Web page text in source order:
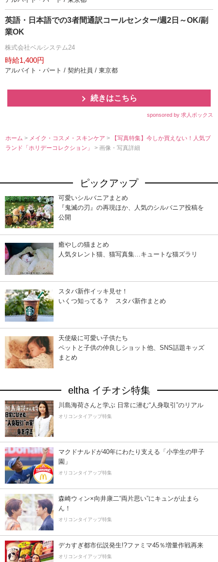
英語・日本語での3者間通訳コールセンター/週2日～OK/副
業OK
株式会社ベルシステム24
時給1,400円
アルバイト・パート / 契約社員 / 東京都
続きはこちら
sponsored by 求人ボックス
ホーム > メイク・コスメ・スキンケア>
【写真特集】今しか買えない！人気ブ
ランド「ホリデーコレクション」> 画像・写真詳細
ピックアップ
可愛いシルバニアまとめ
『鬼滅の刃』の再現ほか、人気のシルバニア投稿を
公開
癒やしの猫まとめ
人気タレント猫、猫写真集…キュートな猫ズラリ
スタバ新作イッキ見せ！
いくつ知ってる？ スタバ新作まとめ
天使級に可愛い子供たち
ペットと子供の仲良しショット他、SNS話題キッズ
まとめ
eltha イチオシ特集
川島海荷さんと学ぶ 日常に潜む“人身取引”のリアル
オリコンタイアップ特集
マクドナルドが40年にわたり支える「小学生の甲子
園」
オリコンタイアップ特集
森崎ウィン×向井康二“両片思い”にキュンが止まら
ん！
オリコンタイアップ特集
デカすぎ都市伝説発生!?ファミマ45％増量作戦再来
オリコンタイアップ特集